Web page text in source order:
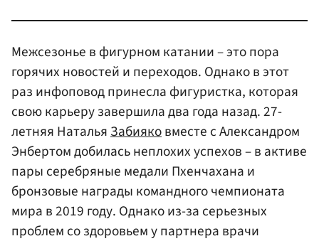
Межсезонье в фигурном катании – это пора
горячих новостей и переходов. Однако в этот
раз инфоповод принесла фигуристка, которая
свою карьеру завершила два года назад. 27-
летняя НатальяЗабияковместе с Александром
Энбертом добилась неплохих успехов – в активе
пары серебряные медали Пхенчахана и
бронзовые награды командного чемпионата
мира в 2019 году. Однако из-за серьезных
проблем со здоровьем у партнера врачи